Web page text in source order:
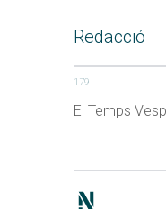
Redacció
179
El Temps